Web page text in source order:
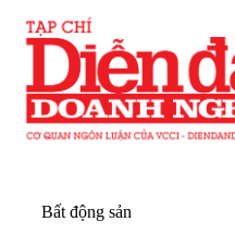
Bất động sản